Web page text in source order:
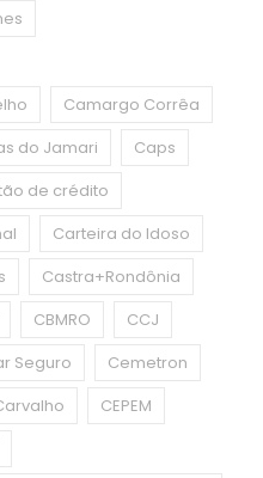
Camargo Corrêa
do Jamari
Caps
de crédito
Carteira do Idoso
Castra+Rondônia
CBMRO
CCJ
Seguro
Cemetron
CEPEM